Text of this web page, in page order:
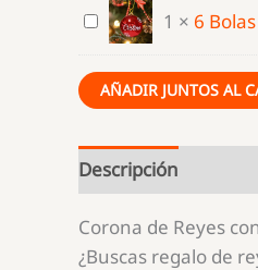
Reyes
con
Chocolates
para
6
Bolas
de
Navidad
1 × 6
AÑADIR JUNTOS AL
Descripción
Corona de Reyes
¿Buscas regalo de